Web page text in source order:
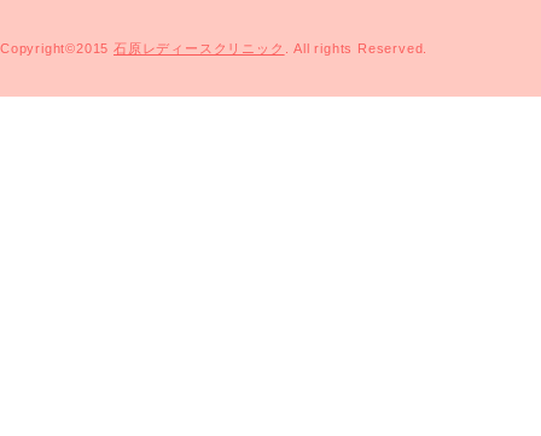
Copyright©2015石原レディースクリニック . All rights Reserved.